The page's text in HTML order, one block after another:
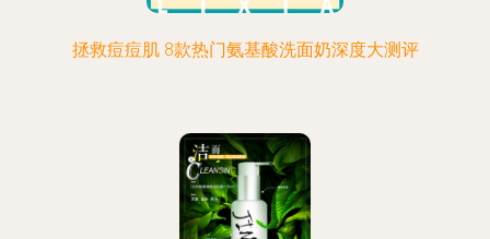
拯救痘痘肌 8款热门氨基酸洗面奶深度大测评